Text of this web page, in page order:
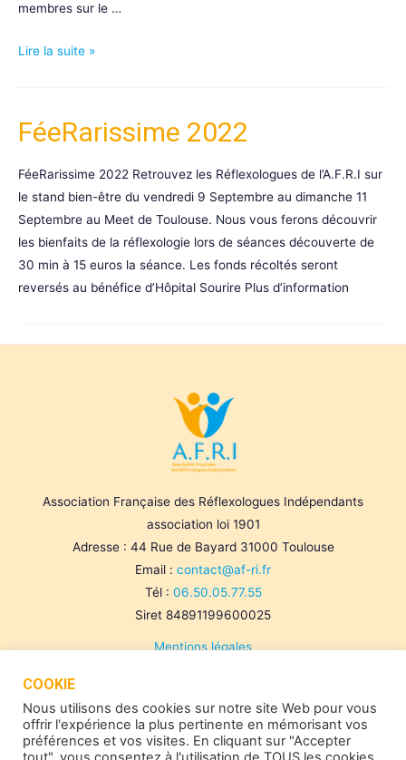
membres sur le …
Diagonale
Catherine
Lire la suite »
FéeRarissime 2022
FéeRarissime 2022 Retrouvez les Réflexologues de l’A.F.R.I sur
le stand bien-être du vendredi 9 Septembre au dimanche 11
Septembre au Meet de Toulouse. Nous vous ferons découvrir
les bienfaits de la réflexologie lors de séances découverte de
30 min à 15 euros la séance. Les fonds récoltés seront
reversés au bénéfice d’Hôpital Sourire Plus d’information
Association Française des Réflexologues Indépendants
association loi 1901
Adresse : 44 Rue de Bayard 31000 Toulouse
Email : contact@af-ri.fr
Tél : 06.50.05.77.55
Siret 84891199600025
Mentions légales
COOKIE
Nous utilisons des cookies sur notre site Web pour vous
offrir l'expérience la plus pertinente en mémorisant vos
préférences et vos visites. En cliquant sur "Accepter